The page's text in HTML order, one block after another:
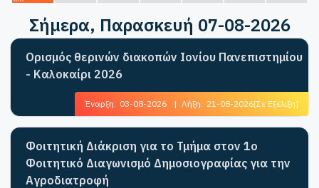
Σήμερα, Παρασκευή 07-08-2026
Ορισμός θερινών διακοπών Ιονίου Πανεπιστημίου
- Καλοκαίρι 2026
Έναρξη: 03-08-2026 | Λήξη: 21-08-2026[Σε Εξέλιξη]
Φοιτητική Διάκριση για το Τμήμα στον 1ο
Φοιτητικό Διαγωνισμό Δημοσιογραφίας για την
Αγροδιατροφή